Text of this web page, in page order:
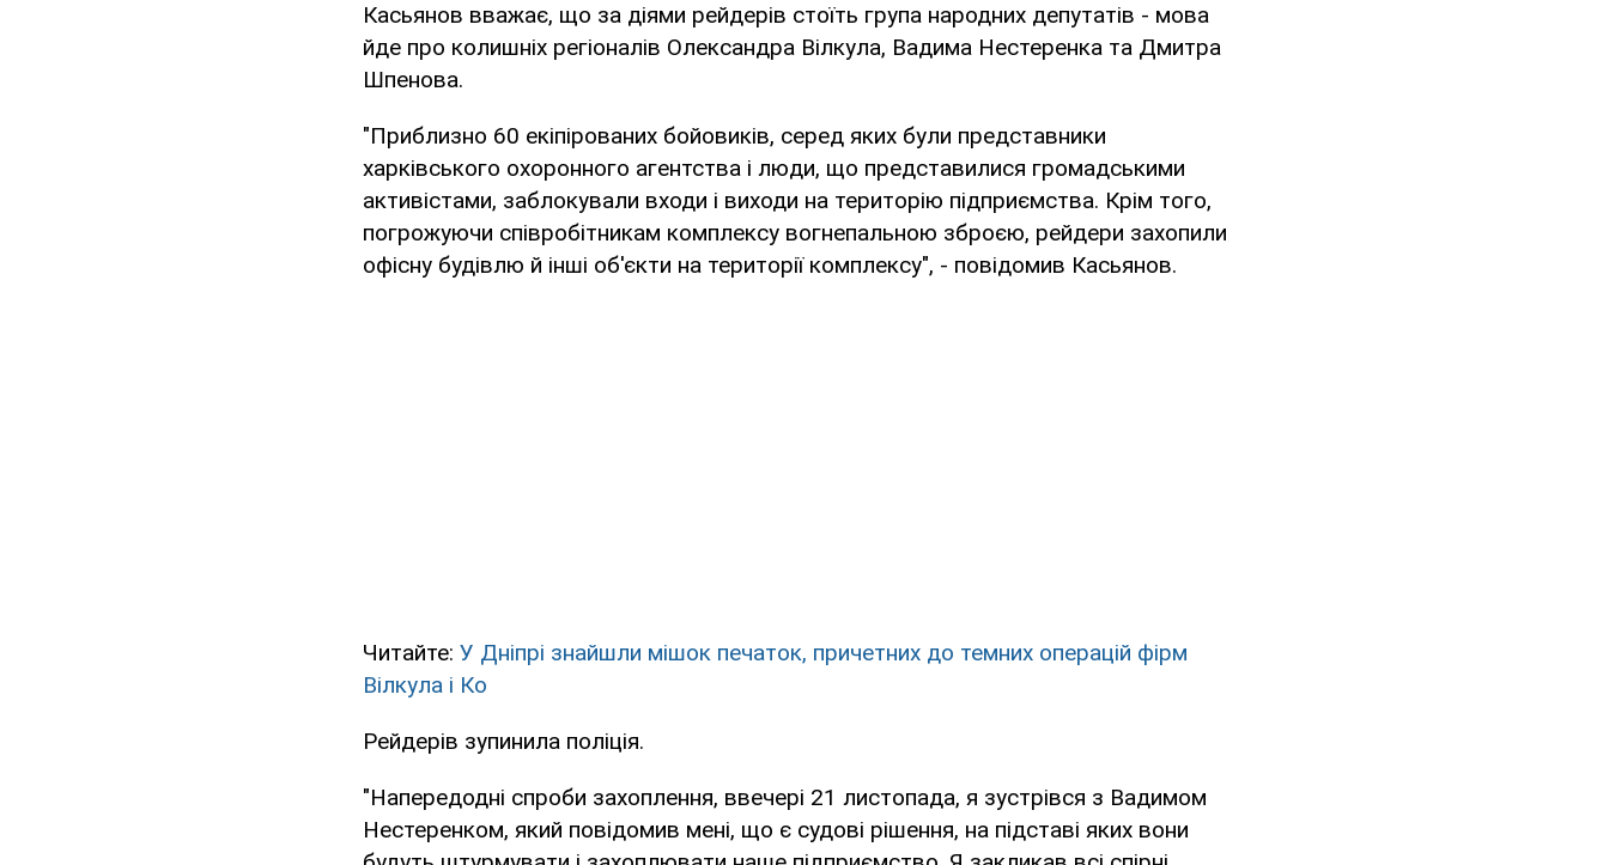
Касьянов вважає, що за діями рейдерів стоїть група народних депутатів - мова
йде про колишніх регіоналів Олександра Вілкула, Вадима Нестеренка та Дмитра
Шпенова.
"Приблизно 60 екіпірованих бойовиків, серед яких були представники
харківського охоронного агентства і люди, що представилися громадськими
активістами, заблокували входи і виходи на територію підприємства. Крім того,
погрожуючи співробітникам комплексу вогнепальною зброєю, рейдери захопили
офісну будівлю й інші об'єкти на території комплексу", - повідомив Касьянов.
Читайте: У Дніпрі знайшли мішок печаток, причетних до темних операцій фірм
Вілкула і Ко
Рейдерів зупинила поліція.
"Напередодні спроби захоплення, ввечері 21 листопада, я зустрівся з Вадимом
Нестеренком, який повідомив мені, що є судові рішення, на підставі яких вони